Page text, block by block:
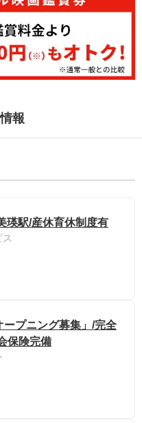
報
瑛駅/産休育休制度有
プニング募集」/完全
保険完備